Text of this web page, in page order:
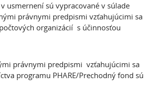
usmernení sú vypracované v súlade
právnymi predpismi vzťahujúcimi sa
organizácií s účinnosťou
právnymi predpismi vzťahujúcimi sa
programu PHARE/Prechodný fond sú